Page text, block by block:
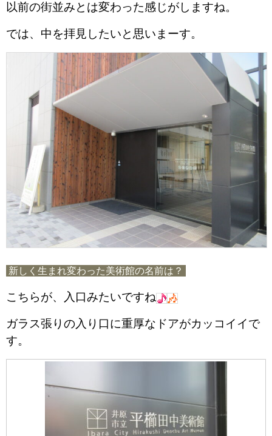
以前の街並みとは変わった感じがしますね。
では、中を拝見したいと思いまーす。
新しく生まれ変わった美術館の名前は？
こちらが、入口みたいですね
ガラス張りの入り口に重厚なドアがカッコイイで
す。